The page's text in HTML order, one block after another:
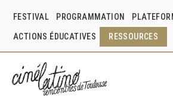
FESTIVAL PROGRAMMATION
ACTIONS ÉDUCATIVES RESSOURCES